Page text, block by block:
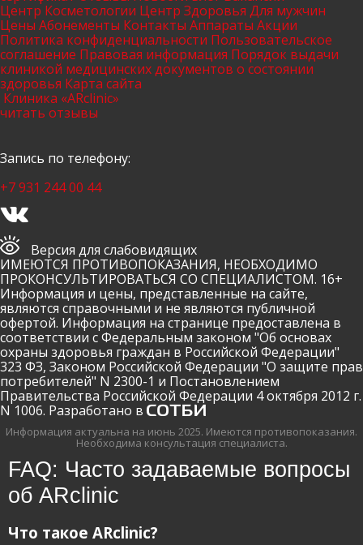
Центр Косметологии Центр Здоровья Для мужчин
Цены Абонементы Контакты Аппараты Акции
Политика конфиденциальности Пользовательское
соглашение Правовая информация Порядок выдачи
клиникой медицинских документов о состоянии
здоровья Карта сайта
Клиника «ARclinic»
читать отзывы
Запись по телефону:
+7 931 244 00 44
Версия для слабовидящих
ИМЕЮТСЯ ПРОТИВОПОКАЗАНИЯ, НЕОБХОДИМО
ПРОКОНСУЛЬТИРОВАТЬСЯ СО СПЕЦИАЛИСТОМ. 16+
Информация и цены, представленные на сайте,
являются справочными и не являются публичной
офертой. Информация на странице предоставлена в
соответствии с Федеральным законом "Об основах
охраны здоровья граждан в Российской Федерации"
323 ФЗ, Законом Российской Федерации "О защите прав
потребителей" N 2300-1 и Постановлением
Правительства Российской Федерации 4 октября 2012 г.
N 1006. Разработано в
Информация актуальна на июнь 2025. Имеются противопоказания.
Необходима консультация специалиста.
FAQ: Часто задаваемые вопросы
об ARclinic
Что такое ARclinic?
Контактный телефон
РЇ РґР°СЋ СЃРѕРіР»Р°СЃРёРµ РЅР°
РѕР±СЂР°Р±РѕС‚РєСѓ
info@arclinic.ru
arclinic@mail.ru